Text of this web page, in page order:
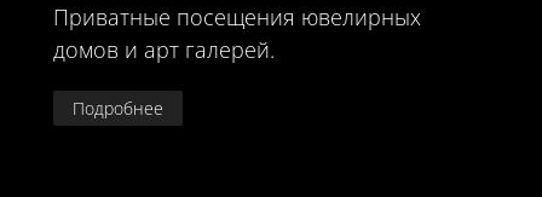
Приватные посещения ювелирных
домов и арт галерей.
Подробнее